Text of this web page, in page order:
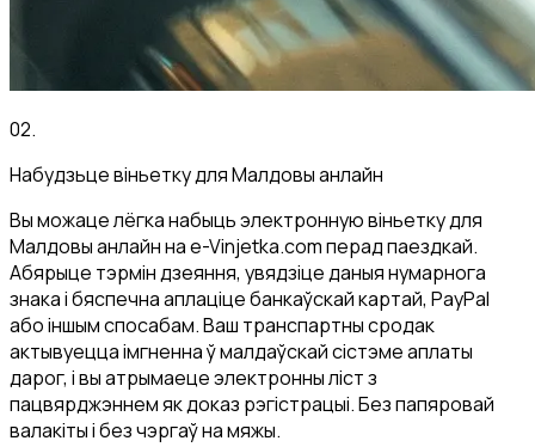
02.
Набудзьце віньетку для Малдовы анлайн
Вы можаце лёгка набыць электронную віньетку для
Малдовы анлайн на e-Vinjetka.com перад паездкай.
Абярыце тэрмін дзеяння, увядзіце даныя нумарнога
знака і бяспечна аплаціце банкаўскай картай, PayPal
або іншым спосабам. Ваш транспартны сродак
актывуецца імгненна ў малдаўскай сістэме аплаты
дарог, і вы атрымаеце электронны ліст з
пацвярджэннем як доказ рэгістрацыі. Без папяровай
валакіты і без чэргаў на мяжы.